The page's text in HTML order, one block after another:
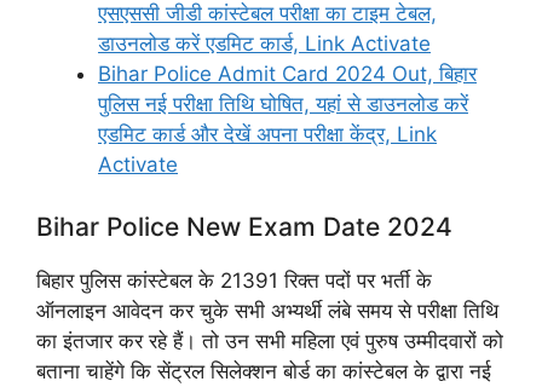
एसएससी जीडी कांस्टेबल परीक्षा का टाइम टेबल,
डाउनलोड करें एडमिट कार्ड, Link Activate
Bihar Police Admit Card 2024 Out, बिहार
पुलिस नई परीक्षा तिथि घोषित, यहां से डाउनलोड करें
एडमिट कार्ड और देखें अपना परीक्षा केंद्र, Link
Activate
Bihar Police New Exam Date 2024
बिहार पुलिस कांस्टेबल के 21391 रिक्त पदों पर भर्ती के
ऑनलाइन आवेदन कर चुके सभी अभ्यर्थी लंबे समय से परीक्षा तिथि
का इंतजार कर रहे हैं। तो उन सभी महिला एवं पुरुष उम्मीदवारों को
बताना चाहेंगे कि सेंट्रल सिलेक्शन बोर्ड का कांस्टेबल के द्वारा नई